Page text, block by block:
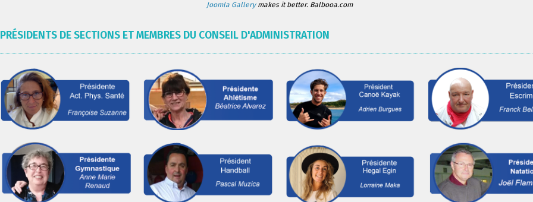
Joomla Gallerymakes it better. Balbooa.com
PRÉSIDENTS DE SECTIONS ET MEMBRES DU CONSEIL D'ADMINISTRATION